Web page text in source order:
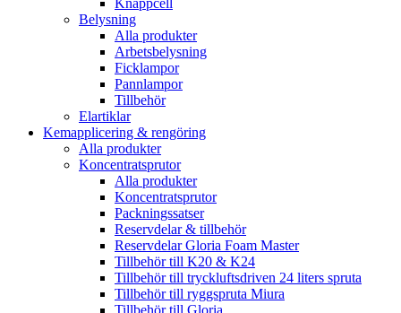
Knappcell
Belysning
Alla produkter
Arbetsbelysning
Ficklampor
Pannlampor
Tillbehör
Elartiklar
Kemapplicering & rengöring
Alla produkter
Koncentratsprutor
Alla produkter
Koncentratsprutor
Packningssatser
Reservdelar & tillbehör
Reservdelar Gloria Foam Master
Tillbehör till K20 & K24
Tillbehör till tryckluftsdriven 24 liters spruta
Tillbehör till ryggspruta Miura
Tillbehör till Gloria